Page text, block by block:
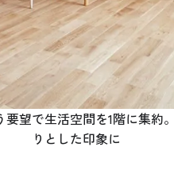
要望で生活空間を1階に集
りとした印象に